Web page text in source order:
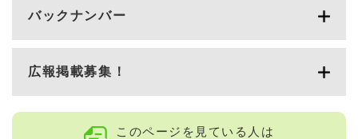
バックナンバー
広報掲載募集！
このページを見ている人は